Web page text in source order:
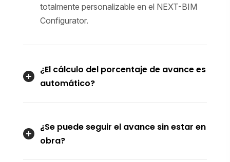
totalmente personalizable en el NEXT-BIM
Configurator.
¿El cálculo del porcentaje de avance es
automático?
¿Se puede seguir el avance sin estar en
obra?